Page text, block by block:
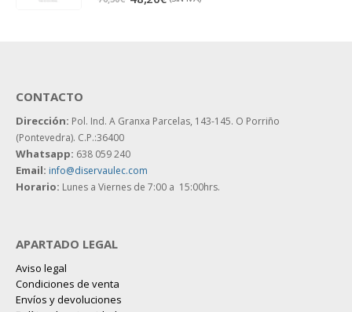
CONTACTO
Dirección: Pol. Ind. A Granxa Parcelas, 143-145. O Porriño
(Pontevedra). C.P.:36400
Whatsapp: 638 059 240
Email: info@diservaulec.com
Horario: Lunes a Viernes de 7:00 a 15:00hrs.
APARTADO LEGAL
Aviso legal
Condiciones de venta
Envíos y devoluciones